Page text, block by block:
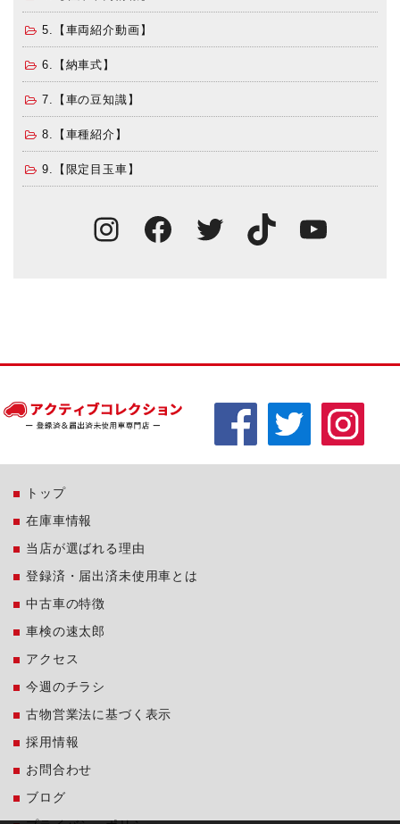
5.【車両紹介動画】
6.【納車式】
7.【車の豆知識】
8.【車種紹介】
9.【限定目玉車】
Instagram
Facebook
TwitterTikTok
トップ
在庫車情報
当店が選ばれる理由
登録済・届出済未使用車とは
中古車の特徴
車検の速太郎
アクセス
今週のチラシ
古物営業法に基づく表示
採用情報
お問合わせ
ブログ